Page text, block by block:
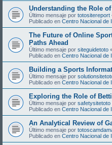
Understanding the Role
Último mensaje por totositereport
Publicado en Centro Nacional de
The Future of Online
Paths Ahead
Último mensaje por siteguidetoto
Publicado en Centro Nacional de
Building a Sports
Último mensaje por
Publicado en Centro Nacional de
Exploring the Role of
Último mensaje por safetysitetoto
Publicado en Centro Nacional de
An Analytical Review of
Último mensaje por
Publicado en Centro Nacional de